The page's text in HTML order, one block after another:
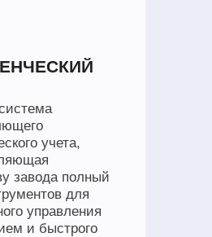
учета,
завода полный
для
управления
и быстрого